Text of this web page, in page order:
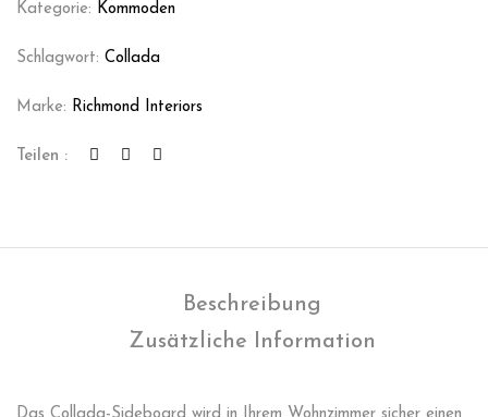
Kategorie: Kommoden
Schlagwort: Collada
Marke: Richmond Interiors
Teilen :
Beschreibung
Zusätzliche Information